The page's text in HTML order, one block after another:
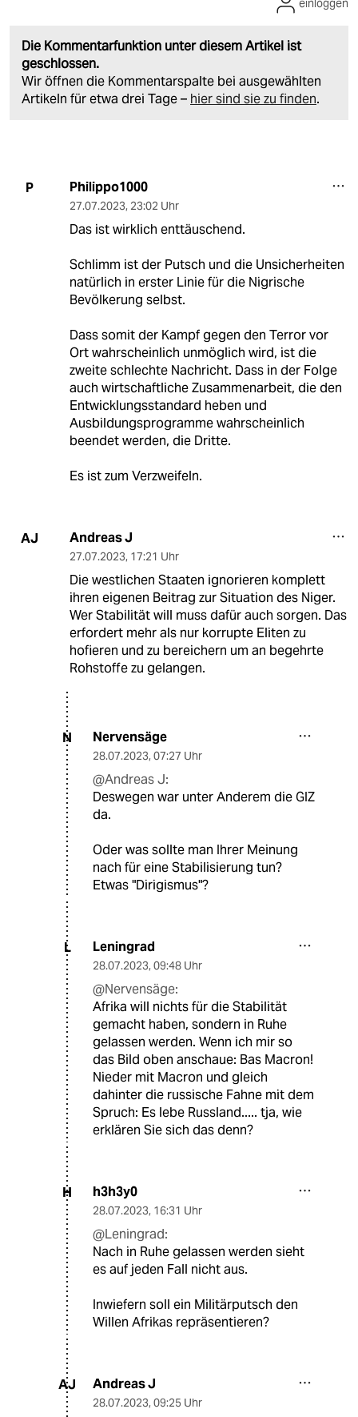
Die Kommentarfunktion unter diesem Artikel ist
geschlossen.
Wir öffnen die Kommentarspalte bei ausgewählten
Artikeln für etwa drei Tage – hier sind sie zu finden.
einloggen
P Philippo1000
27.07.2023, 23:02 Uhr
Das ist wirklich enttäuschend.
Schlimm ist der Putsch und die Unsicherheiten
natürlich in erster Linie für die Nigrische
Bevölkerung selbst.
Dass somit der Kampf gegen den Terror vor
Ort wahrscheinlich unmöglich wird, ist die
zweite schlechte Nachricht. Dass in der Folge
auch wirtschaftliche Zusammenarbeit, die den
Entwicklungsstandard heben und
Ausbildungsprogramme wahrscheinlich
beendet werden, die Dritte.
Es ist zum Verzweifeln.
AJ Andreas J
27.07.2023, 17:21 Uhr
Die westlichen Staaten ignorieren komplett
ihren eigenen Beitrag zur Situation des Niger.
Wer Stabilität will muss dafür auch sorgen. Das
erfordert mehr als nur korrupte Eliten zu
hofieren und zu bereichern um an begehrte
Rohstoffe zu gelangen.
N Nervensäge
28.07.2023, 07:27 Uhr
@Andreas J:
Deswegen war unter Anderem die GIZ
da.
Oder was sollte man Ihrer Meinung
nach für eine Stabilisierung tun?
Etwas "Dirigismus"?
L Leningrad
28.07.2023, 09:48 Uhr
@Nervensäge:
Afrika will nichts für die Stabilität
gemacht haben, sondern in Ruhe
gelassen werden. Wenn ich mir so
das Bild oben anschaue: Bas Macron!
Nieder mit Macron und gleich
dahinter die russische Fahne mit dem
Spruch: Es lebe Russland..... tja, wie
erklären Sie sich das denn?
H h3h3y0
28.07.2023, 16:31 Uhr
@Leningrad:
Nach in Ruhe gelassen werden sieht
es auf jeden Fall nicht aus.
Inwiefern soll ein Militärputsch den
Willen Afrikas repräsentieren?
AJ Andreas J
28.07.2023, 09:25 Uhr